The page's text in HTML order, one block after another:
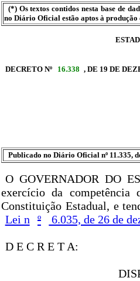
(*) Os textos contidos nesta base de
no Diário Oficial estão aptos à produção
DECRETO Nº 16.338 , DE 19 DE
Publicado no Diário Oficial nº 11.335,
O GOVERNADOR DO
exercício da
Constituição Estadual, e
Lei n
º 6.035, de 26 de
D E C R E T A: